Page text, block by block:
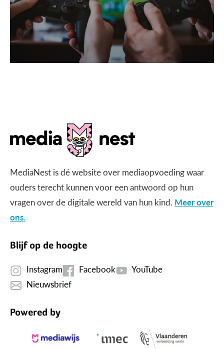
MediaNest is dé website over mediaopvoeding waar
ouders terecht kunnen voor een antwoord op hun
vragen over de digitale wereld van hun kind. Meer over
ons.
Blijf op de hoogte
Instagram Facebook
YouTube
Nieuwsbrief
Powered by